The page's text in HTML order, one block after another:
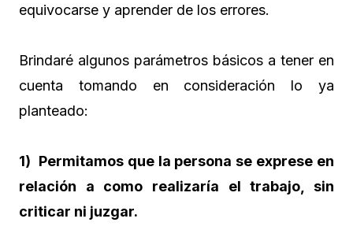
equivocarse y aprender de los errores.
Brindaré algunos parámetros básicos a tener en
cuenta tomando en consideración lo ya
planteado:
1) Permitamos que la persona se exprese en
relación a como realizaría el trabajo, sin
criticar ni juzgar.